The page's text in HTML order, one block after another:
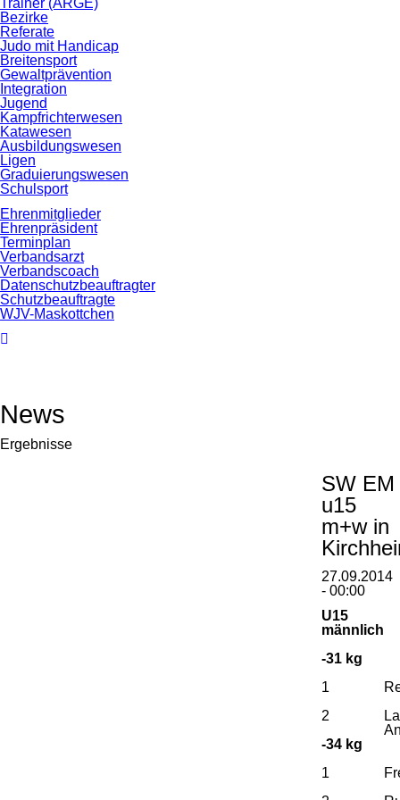
Trainer (ARGE)
Bezirke
Referate
Judo mit Handicap
Breitensport
Gewaltprävention
Integration
Jugend
Kampfrichterwesen
Katawesen
Ausbildungswesen
Ligen
Graduierungswesen
Schulsport
Ehrenmitglieder
Ehrenpräsident
Terminplan
Verbandsarzt
Verbandscoach
Datenschutz­beauftragter
Schutzbeauftragte
WJV-Maskottchen
News
Ergebnisse
SW EM
u15
m+w in
27.09.2014
- 00:00
U15
männlich
-31 kg
1
2
-34 kg
1